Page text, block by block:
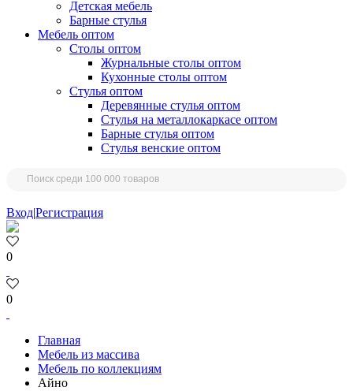
Детская мебель
Барные стулья
Мебель оптом
Столы оптом
Журнальные столы оптом
Кухонные столы оптом
Стулья оптом
Деревянные стулья оптом
Стулья на металлокаркасе оптом
Барные стулья оптом
Стулья венские оптом
Вход|Регистрация
0
0
Главная
Мебель из массива
Мебель по коллекциям
Айно